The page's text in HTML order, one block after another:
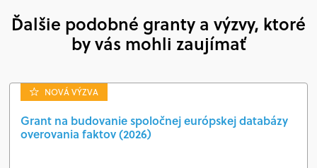
Ďalšie podobné granty a výzvy, ktoré
by vás mohli zaujímať
NOVÁ VÝZVA
Grant na budovanie spoločnej európskej databázy
overovania faktov (2026)